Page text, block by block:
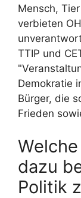
Mensch,
verbieten
TTIP und
Demokratie
Bürger, die
Frieden
dazu
Politik